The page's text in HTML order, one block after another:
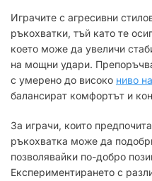
Играчите с агресивни
ръкохватки, тъй като те
което може да увеличи
на мощни удари.
с умерено до високо ниво на
балансират комфортът и
За играчи, които
ръкохватка може да
позволявайки по-добро
Експериментирането с